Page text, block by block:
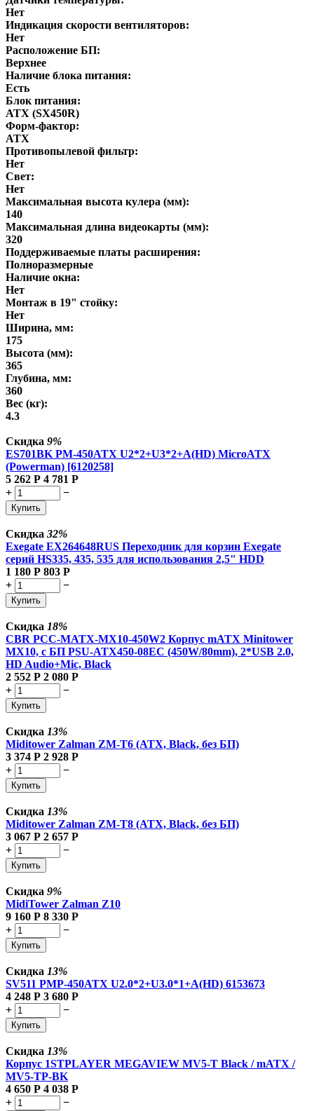
Нет
Индикация скорости вентиляторов:
Нет
Расположение БП:
Верхнее
Наличие блока питания:
Есть
Блок питания:
ATX (SX450R)
Форм-фактор:
ATX
Противопылевой фильтр:
Нет
Свет:
Нет
Максимальная высота кулера (мм):
140
Максимальная длина видеокарты (мм):
320
Поддерживаемые платы расширения:
Полноразмерные
Наличие окна:
Нет
Монтаж в 19" стойку:
Нет
Ширина, мм:
175
Высота (мм):
365
Глубина, мм:
360
Вес (кг):
4.3
Скидка 9%
ES701BK PM-450ATX U2*2+U3*2+A(HD) MicroATX
(Powerman) [6120258]
5 262 Р 4 781 Р
+
−
Купить
Скидка 32%
Exegate EX264648RUS Переходник для корзин Exegate
серий HS335, 435, 535 для использования 2,5" HDD
1 180 Р 803 Р
+
−
Купить
Скидка 18%
CBR PCC-MATX-MX10-450W2 Корпус mATX Minitower
MX10, c БП PSU-ATX450-08EC (450W/80mm), 2*USB 2.0,
HD Audio+Mic, Black
2 552 Р 2 080 Р
+
−
Купить
Скидка 13%
Miditower Zalman ZM-T6 (ATX, Black, без БП)
3 374 Р 2 928 Р
+
−
Купить
Скидка 13%
Miditower Zalman ZM-T8 (ATX, Black, без БП)
3 067 Р 2 657 Р
+
−
Купить
Скидка 9%
MidiTower Zalman Z10
9 160 Р 8 330 Р
+
−
Купить
Скидка 13%
SV511 PMP-450ATX U2.0*2+U3.0*1+A(HD) 6153673
4 248 Р 3 680 Р
+
−
Купить
Скидка 13%
Корпус 1STPLAYER MEGAVIEW MV5-T Black / mATX /
MV5-TP-BK
4 650 Р 4 038 Р
+
−